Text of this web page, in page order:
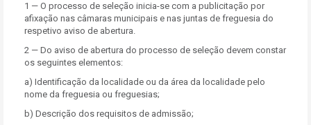
1 — O processo de seleção inicia-se com a publicitação por
afixação nas câmaras municipais e nas juntas de freguesia do
respetivo aviso de abertura.
2 — Do aviso de abertura do processo de seleção devem constar
os seguintes elementos:
a) Identificação da localidade ou da área da localidade pelo
nome da freguesia ou freguesias;
b) Descrição dos requisitos de admissão;